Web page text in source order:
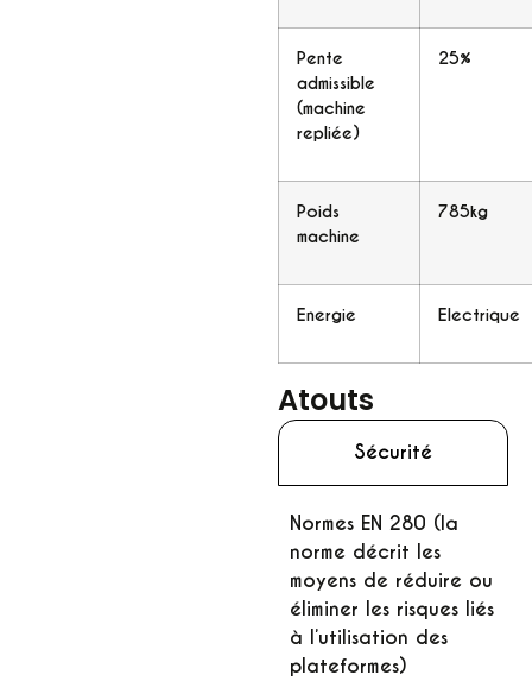
Pente
admissible
(machine
repliée)
25%
Poids
machine
785kg
Energie Electrique
Atouts
Sécurité
Normes EN 280 (la
norme décrit les
moyens de réduire ou
éliminer les risques liés
à l’utilisation des
plateformes)